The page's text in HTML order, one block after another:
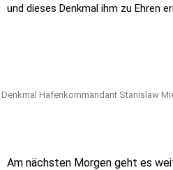
und dieses Denkmal ihm zu Ehren
Denkmal Hafenkommandant Stanislaw
Am nächsten Morgen geht es